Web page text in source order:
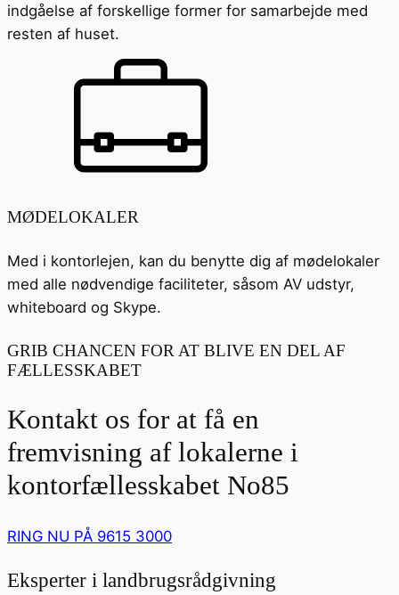
indgåelse af forskellige former for samarbejde med
resten af huset.
MØDELOKALER
Med i kontorlejen, kan du benytte dig af mødelokaler
med alle nødvendige faciliteter, såsom AV udstyr,
whiteboard og Skype.
GRIB CHANCEN FOR AT BLIVE EN DEL AF
FÆLLESSKABET
Kontakt os for at få en
fremvisning af lokalerne i
kontorfællesskabet No85
RING NU PÅ 9615 3000
Eksperter i landbrugsrådgivning